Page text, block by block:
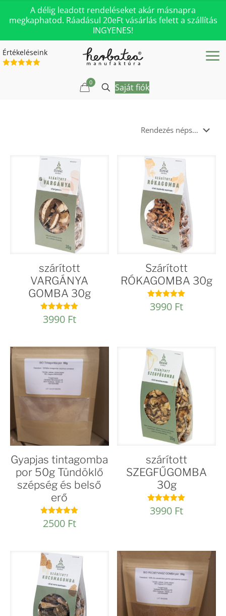
A délig leadott rendeléseket akár másnapra
megkaphatod. Ráadásul 20eFt vásárlás felett a szállítás
INGYENES!
Értékeléseink
0 Saját fiók
szárított
VARGÁNYA
GOMBA 30g
Értékelés:
5.00
3990 Ft
Szárított
RÓKAGOMBA 30g
Értékelés:
5.00
3990 Ft
Gyapjas tintagomba
por 50g Tündöklő
szépség és belső
erő
Értékelés:
5.00
2500 Ft
szárított
SZEGFŰGOMBA
30g
Értékelés:
5.00
3990 Ft